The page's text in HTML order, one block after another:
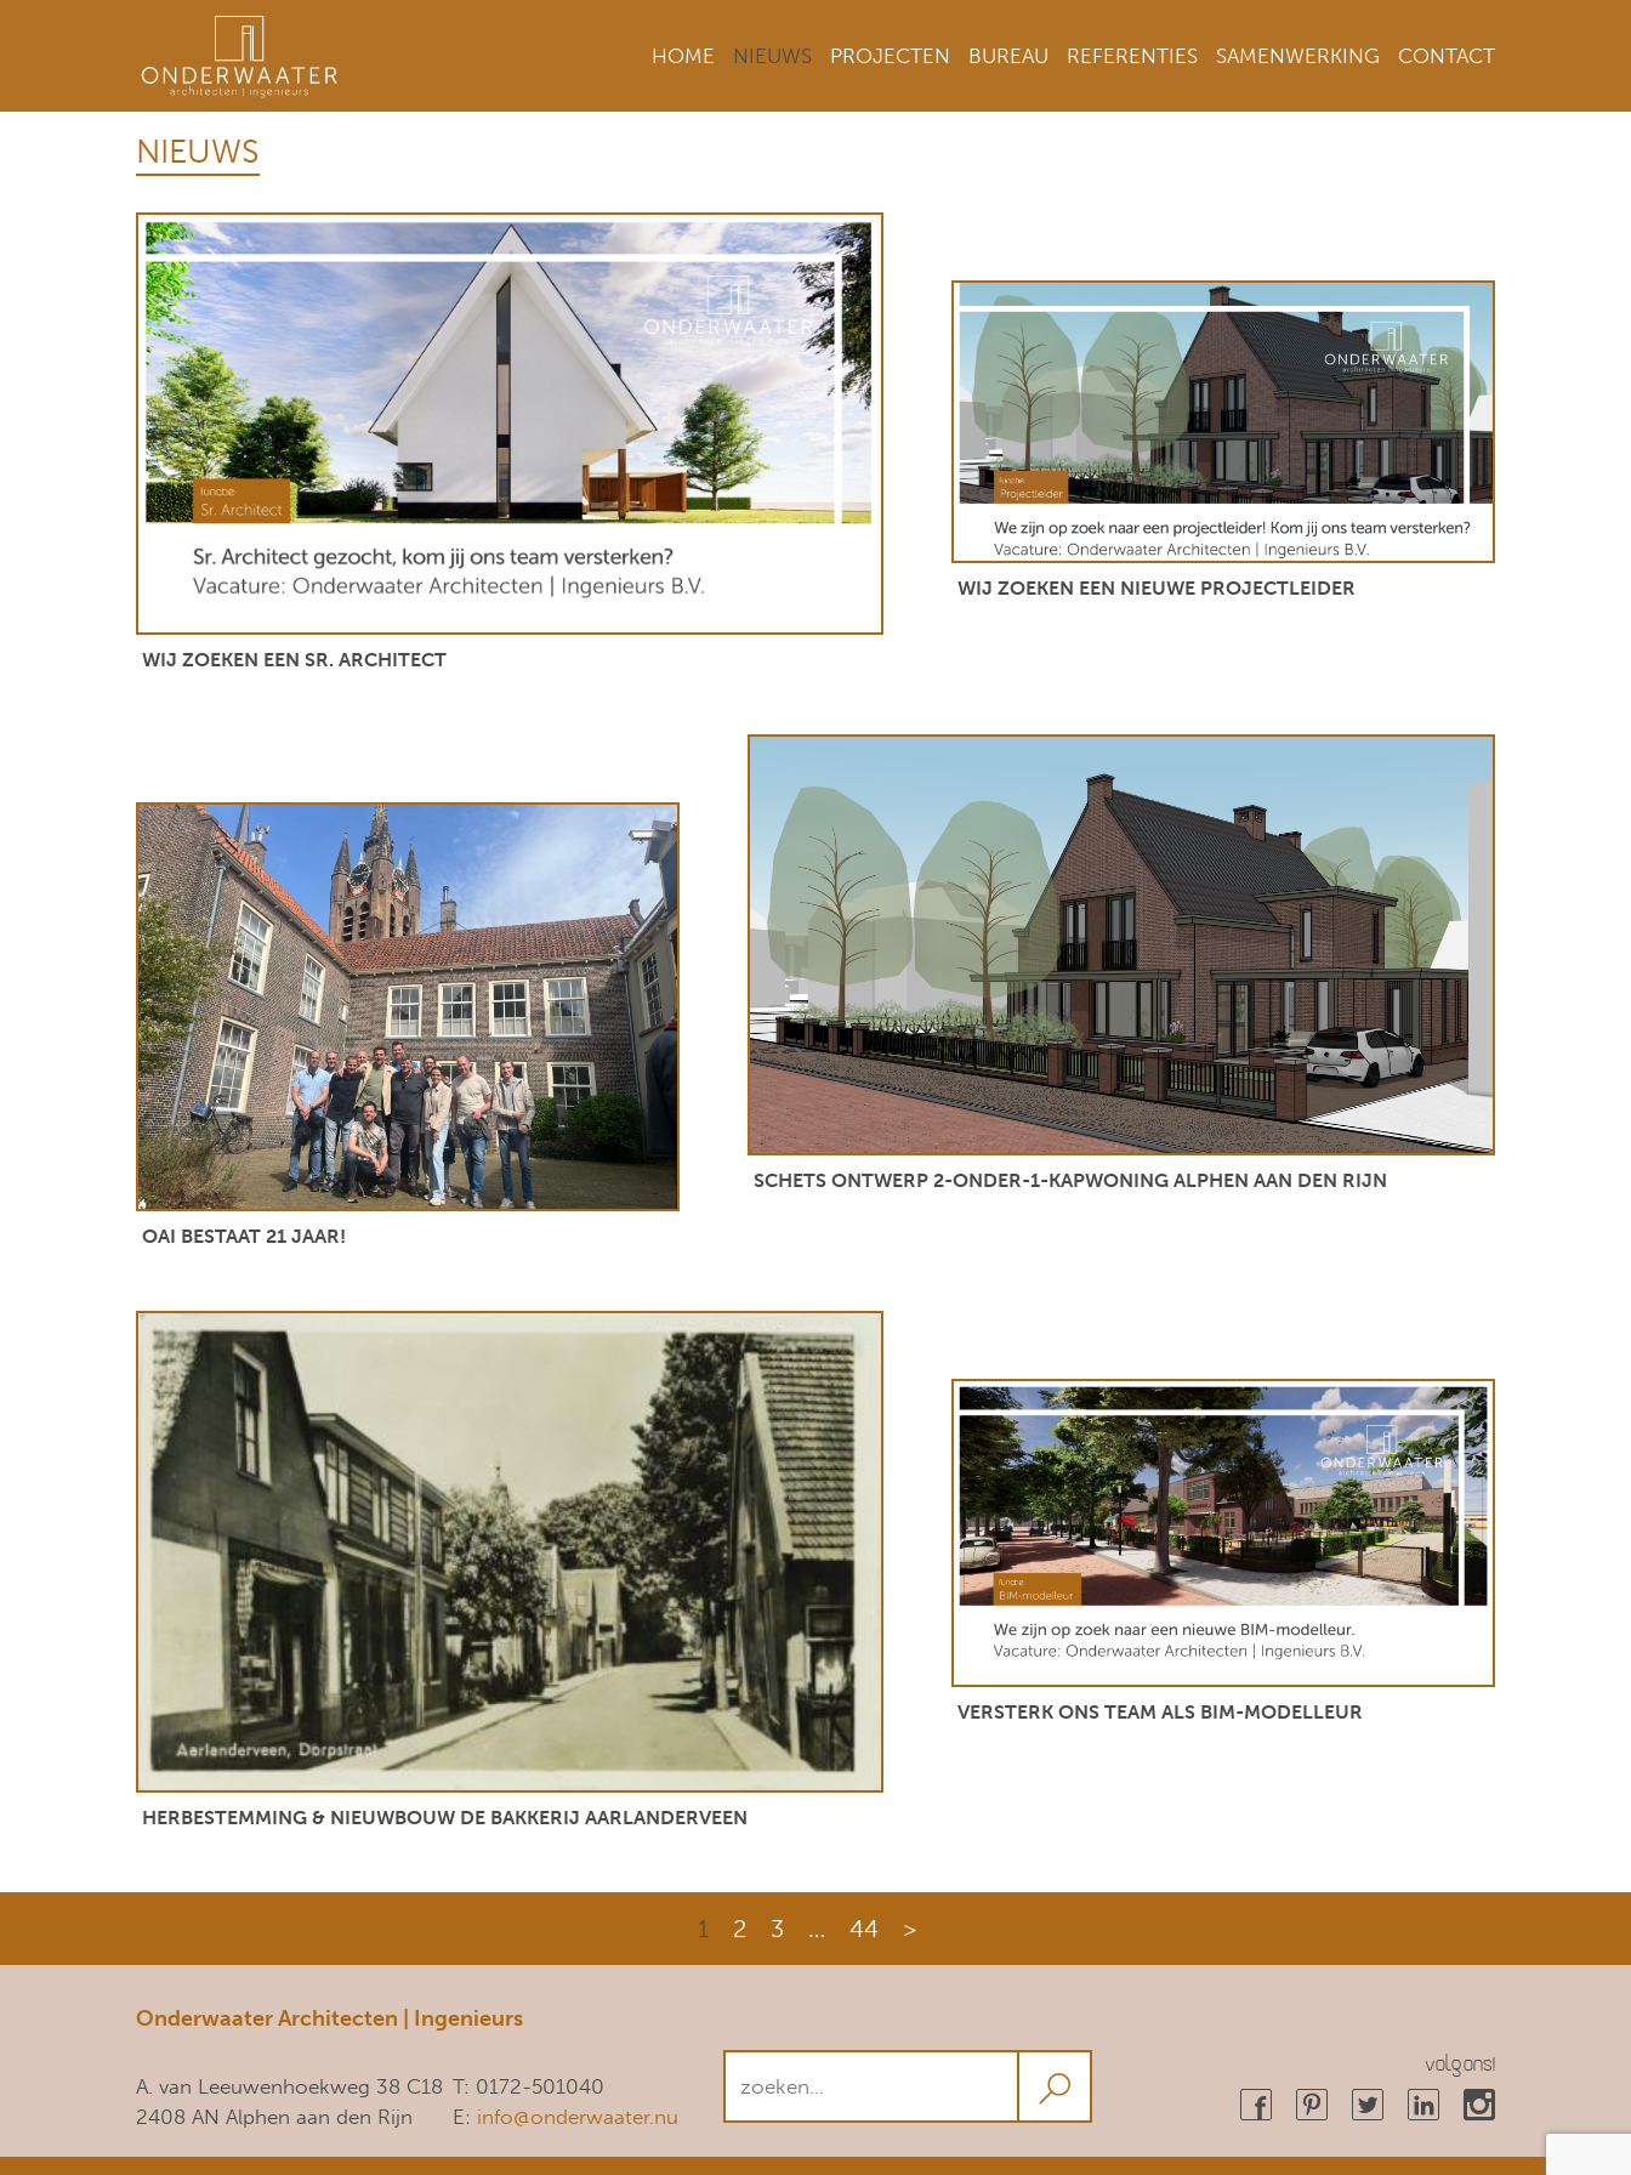
HOME NIEUWS PROJECTEN BUREAU REFERENTIES SAMENWERKING CONTACT
NIEUWS
WIJ ZOEKEN EEN SR. ARCHITECT
WIJ ZOEKEN EEN NIEUWE PROJECTLEIDER
OAI BESTAAT 21 JAAR!
SCHETS ONTWERP 2-ONDER-1-KAPWONING ALPHEN AAN DEN RIJN
HERBESTEMMING & NIEUWBOUW DE BAKKERIJ AARLANDERVEEN
VERSTERK ONS TEAM ALS BIM-MODELLEUR
1 2 3 … 44 >
Onderwaater Architecten | Ingenieurs
A. van Leeuwenhoekweg 38 C18
2408 AN Alphen aan den Rijn
T: 0172-501040
E: info@onderwaater.nu
Volg ons!